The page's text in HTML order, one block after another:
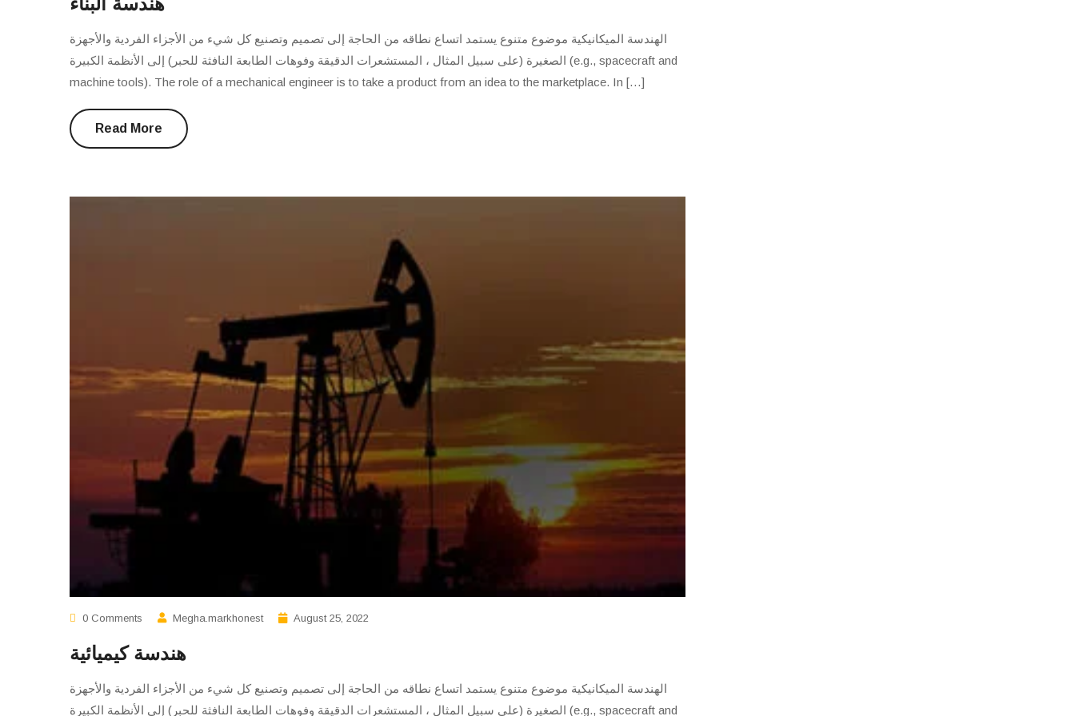
الهندسة الميكانيكية موضوع متنوع يستمد اتساع نطاقه من الحاجة إلى تصميم وتصنيع كل شيء من الأجزاء الفردية والأجهزة
الصغيرة (على سبيل المثال ، المستشعرات الدقيقة وفوهات الطابعة النافثة للحبر) إلى الأنظمة الكبيرة (e.g., spacecraft and
machine tools). The role of a mechanical engineer is to take a product from an idea to the marketplace. In […]
Read More
0 Comments Megha.markhonest August 25, 2022
هندسة كيميائية
الهندسة الميكانيكية موضوع متنوع يستمد اتساع نطاقه من الحاجة إلى تصميم وتصنيع كل شيء من الأجزاء الفردية والأجهزة
الصغيرة (على سبيل المثال ، المستشعرات الدقيقة وفوهات الطابعة النافثة للحبر) إلى الأنظمة الكبيرة (e.g., spacecraft and